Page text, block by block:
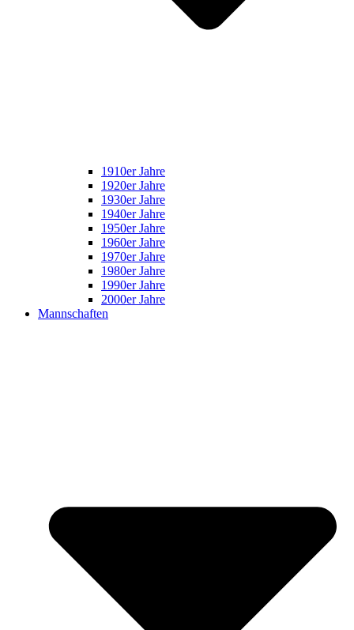
1910er Jahre
1920er Jahre
1930er Jahre
1940er Jahre
1950er Jahre
1960er Jahre
1970er Jahre
1980er Jahre
1990er Jahre
2000er Jahre
Mannschaften